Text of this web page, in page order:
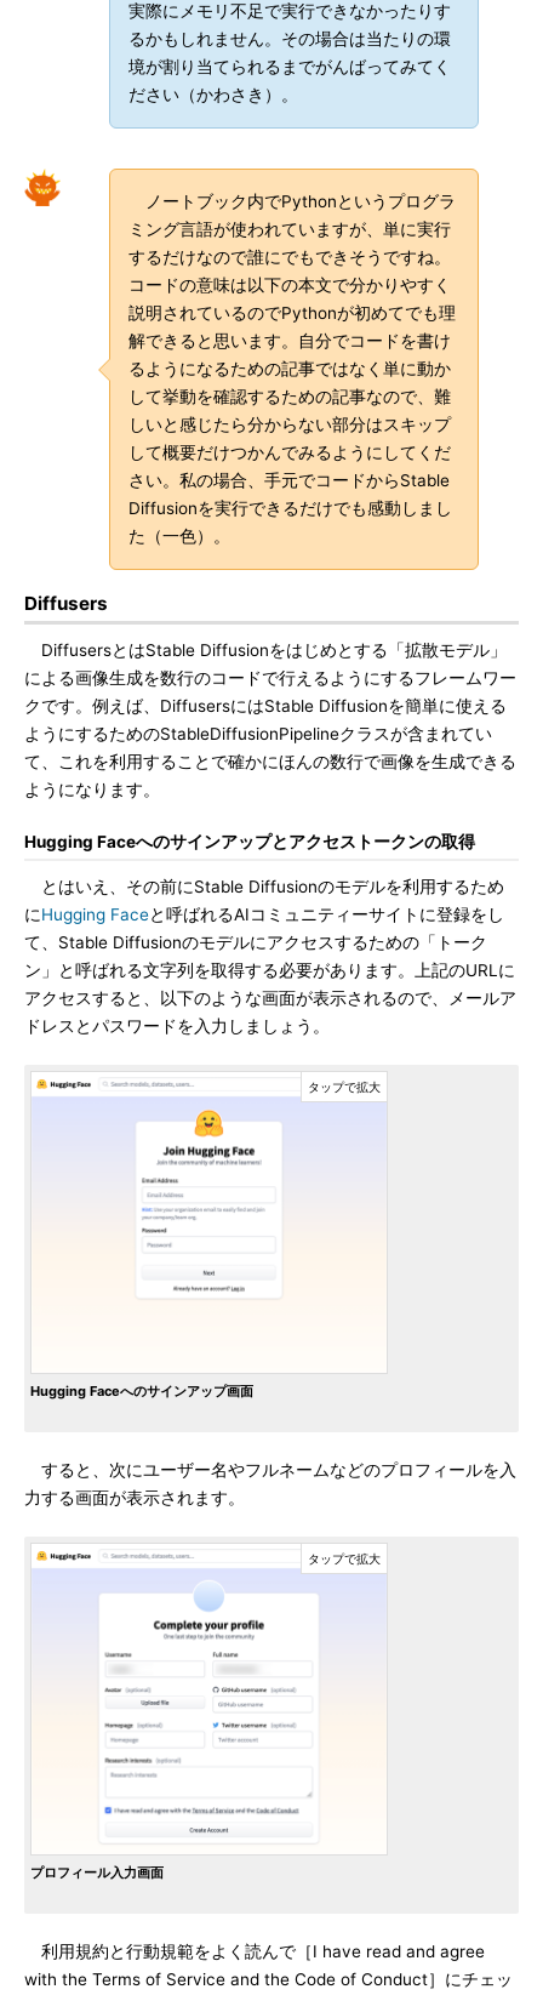
実際にメモリ不足で実行できなかったりす
るかもしれません。その場合は当たりの環
境が割り当てられるまでがんばってみてく
ださい（かわさき）。
ノートブック内でPythonというプログラ
ミング言語が使われていますが、単に実行
するだけなので誰にでもできそうですね。
コードの意味は以下の本文で分かりやすく
説明されているのでPythonが初めてでも理
解できると思います。自分でコードを書け
るようになるための記事ではなく単に動か
して挙動を確認するための記事なので、難
しいと感じたら分からない部分はスキップ
して概要だけつかんでみるようにしてくだ
さい。私の場合、手元でコードからStable
Diffusionを実行できるだけでも感動しまし
た（一色）。
Diffusers
DiffusersとはStable Diffusionをはじめとする「拡散モデル」
による画像生成を数行のコードで行えるようにするフレームワー
クです。例えば、DiffusersにはStable Diffusionを簡単に使える
ようにするためのStableDiffusionPipelineクラスが含まれてい
て、これを利用することで確かにほんの数行で画像を生成できる
ようになります。
Hugging Faceへのサインアップとアクセストークンの取得
とはいえ、その前にStable Diffusionのモデルを利用するため
にHugging Faceと呼ばれるAIコミュニティーサイトに登録をし
て、Stable Diffusionのモデルにアクセスするための「トーク
ン」と呼ばれる文字列を取得する必要があります。上記のURLに
アクセスすると、以下のような画面が表示されるので、メールア
ドレスとパスワードを入力しましょう。
Hugging Faceへのサインアップ画面
すると、次にユーザー名やフルネームなどのプロフィールを入
力する画面が表示されます。
プロフィール入力画面
利用規約と行動規範をよく読んで［I have read and agree
with the Terms of Service and the Code of Conduct］にチェッ